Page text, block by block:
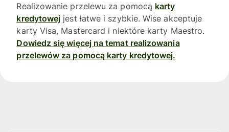
Realizowanie przelewu za pomocą karty
kredytowej jest łatwe i szybkie. Wise akceptuje
karty Visa, Mastercard i niektóre karty Maestro.
Dowiedz się więcej na temat realizowania
przelewów za pomocą karty kredytowej.